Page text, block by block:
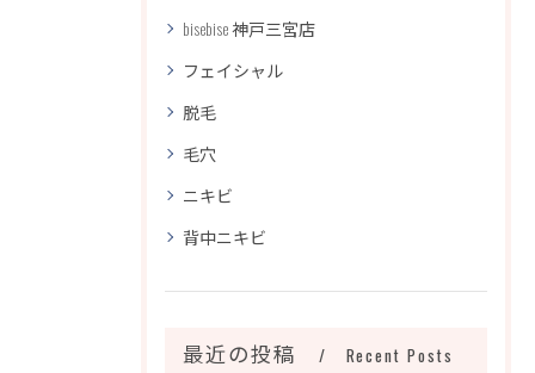
bisebise 神戸三宮店
フェイシャル
脱毛
毛穴
ニキビ
背中ニキビ
最近の投稿 Recent Posts